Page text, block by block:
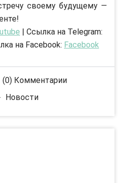
своему будущему —
| Ссылка на Telegram:
на Facebook: Facebook
(0) Комментарии
Новости